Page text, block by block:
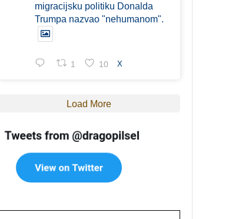
migracijsku politiku Donalda
Trumpa nazvao "nehumanom".
1 10 X
Load More